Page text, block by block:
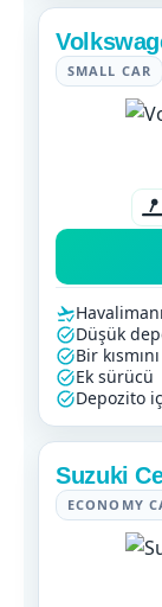
SMALL CAR
Düşük
Bir
Ek sürücü
Depozito
Suzuki
ECONOMY